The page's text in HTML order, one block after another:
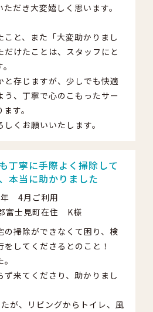
だき大変嬉しく思います。
こと、また「大変助かりまし
だけたことは、スタッフにと
と存じますが、少しでも快適
う、丁寧で心のこもったサー
す。
くお願いいたします。
丁寧に手際よく掃除して
本当に助かりました
4月ご利用
富士見町在住 K様
の掃除ができなくて困り、検
してくださるとのこと！
ず来てくださり、助かりまし
が、リビングからトイレ、風